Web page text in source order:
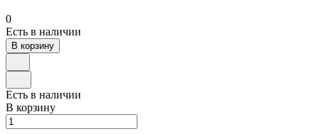
0
Есть в наличии
В корзину
Есть в наличии
В корзину